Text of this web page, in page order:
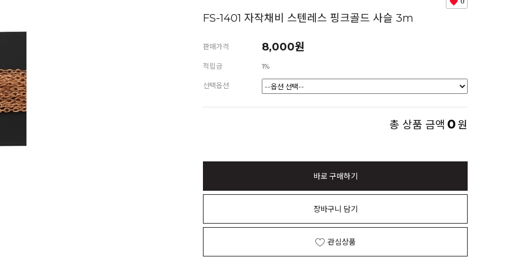
FS-1401 자작채비 스텐레스 핑크골드 사슬 3m
판매가격 8,000원
적립금 1%
선택옵션
총 상품 금액 0원
바로 구매하기
장바구니 담기
관심상품